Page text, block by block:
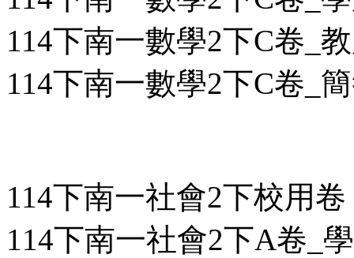
114下南一數學2下C卷_
114下南一數學2下C卷_
114下南一社會2下校用卷
114下南一社會2下A卷_